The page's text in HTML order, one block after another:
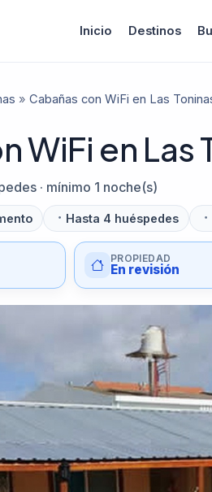
Inicio Destinos
» Cabañas con WiFi en Las
WiFi en Las
· mínimo 1 noche(s)
Hasta 4 huéspedes
PROPIEDAD
En revisión